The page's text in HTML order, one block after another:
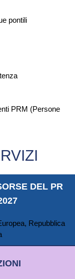
pontili
PRM (Persone
DEL PR